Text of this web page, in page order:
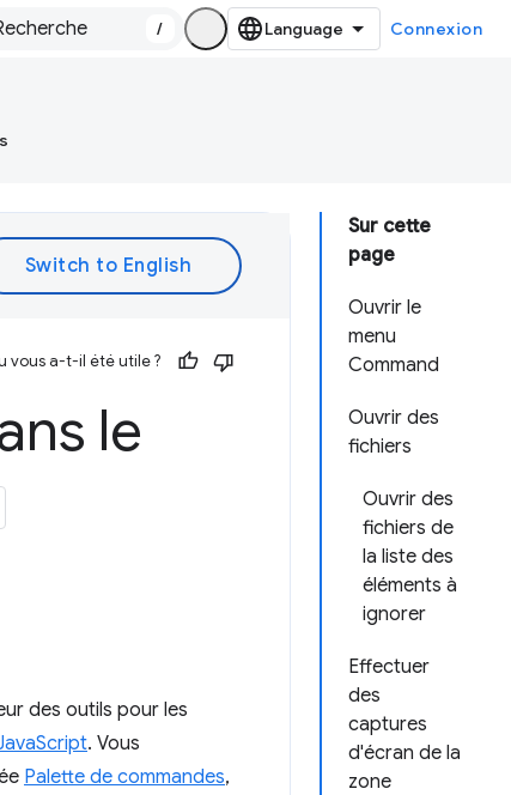
/ Connexion
Sur cette
page
Ouvrir le
menu
Command
Ouvrir des
fichiers
Ouvrir des
fichiers de
la liste des
éléments à
ignorer
Effectuer
des
captures
d'écran de la
zone
vous a-t-il été utile ?
le
des outils pour les
. Vous
Palette de commandes,